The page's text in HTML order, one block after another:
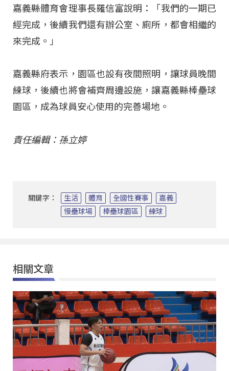
嘉義縣體育會理事長羅信富說明：「我們的一期已
經完成，後續我們還有辦公室、廁所，都會相繼的
來完成。」
嘉義縣府表示，園區也設有夜間照明，讓球員晚間
練球，後續也將會補齊周邊設施，讓嘉義縣棒壘球
園區，成為球員安心使用的完善場地。
責任編輯：孫立婷
關鍵字： 生活 體育 全國性賽事
嘉義
慢壘球場
棒壘球園區 練球
相關文章